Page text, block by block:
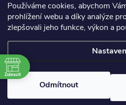
Používáme cookies, abychom
prohlížení webu a díky analýze
zlepšovali jeho funkce, výkon a
Odmítnout
Jaký styl vapování vám
Copyright 2026
Upravit
Zobrazit